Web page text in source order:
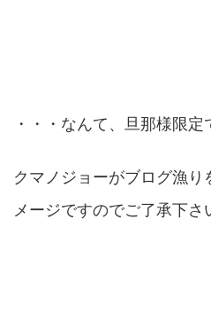
・・・なんて、旦那様限
クマノジョーがブログ漁り
メージですのでご了承下さ